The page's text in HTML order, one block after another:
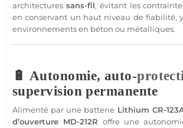
architectures sans-fil, évitant les
en conservant un haut niveau de fiabilité,
environnements en béton ou métalliques.
🔋 Autonomie, auto-
supervision permanente
Alimenté par une batterie Lithium CR-
d’ouverture MD-212R offre une